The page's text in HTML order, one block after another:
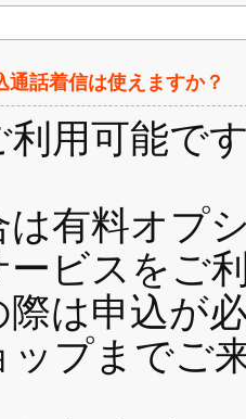
通話着信は使えますか？
利用可能で
は有料オプ
ービスをご
際は申込が
ップまでご